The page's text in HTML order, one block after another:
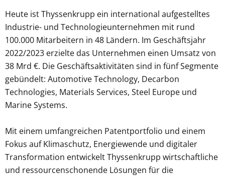
Heute ist Thyssenkrupp ein international aufgestelltes
Industrie- und Technologieunternehmen mit rund
100.000 Mitarbeitern in 48 Ländern. Im Geschäftsjahr
2022/2023 erzielte das Unternehmen einen Umsatz von
38 Mrd €. Die Geschäftsaktivitäten sind in fünf Segmente
gebündelt: Automotive Technology, Decarbon
Technologies, Materials Services, Steel Europe und
Marine Systems.
Mit einem umfangreichen Patentportfolio und einem
Fokus auf Klimaschutz, Energiewende und digitaler
Transformation entwickelt Thyssenkrupp wirtschaftliche
und ressourcenschonende Lösungen für die